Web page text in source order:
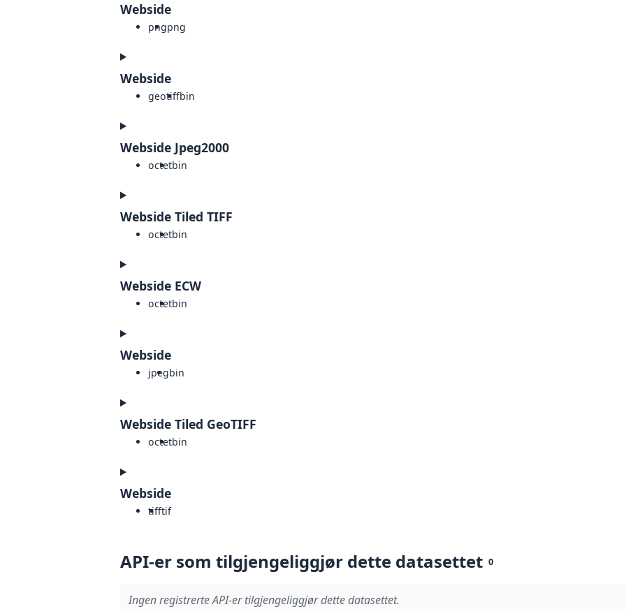
Webside
pngpng
Webside
geotiffbin
Webside Jpeg2000
octetbin
Webside Tiled TIFF
octetbin
Webside ECW
octetbin
Webside
jpegbin
Webside Tiled GeoTIFF
octetbin
Webside
tifftif
API-er som tilgjengeliggjør dette datasettet 0
Ingen registrerte API-er tilgjengeliggjør dette datasettet.